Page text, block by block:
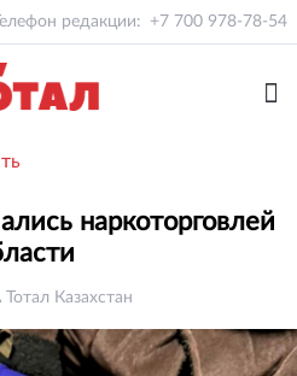
Телефон редакции: +7 700 978-78-54
наркоторговлей
Казахстан